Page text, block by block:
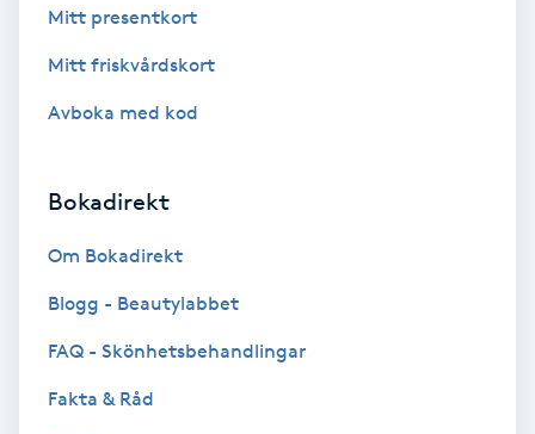
Celluliter
Coachning
Color correction
Cryoterapi
Damklippning
Mitt presentkort
Mitt friskvårdskort
Avboka med kod
Bokadirekt
Om Bokadirekt
Blogg - Beautylabbet
FAQ - Skönhetsbehandlingar
Fakta & Råd